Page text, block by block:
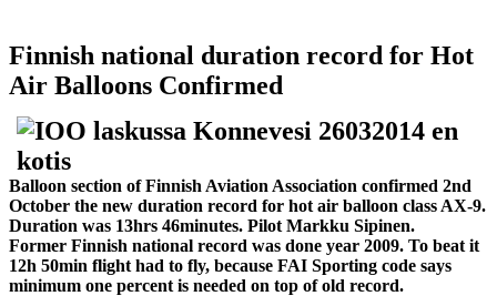
Finnish national duration record for Hot
Air Balloons Confirmed
Balloon section of Finnish Aviation Association confirmed 2nd
October the new duration record for hot air balloon class AX-9.
Duration was 13hrs 46minutes. Pilot Markku Sipinen.
Former Finnish national record was done year 2009. To beat it
12h 50min flight had to fly, because FAI Sporting code says
minimum one percent is needed on top of old record.